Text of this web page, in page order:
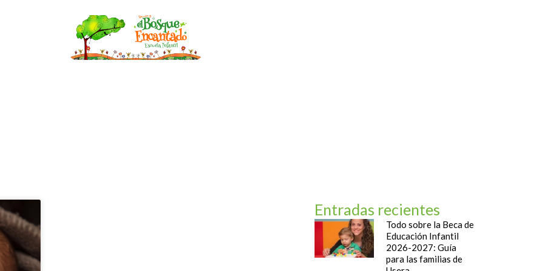
Entradas recientes
Todo sobre la Beca de
Educación Infantil
2026-2027: Guía
para las familias de